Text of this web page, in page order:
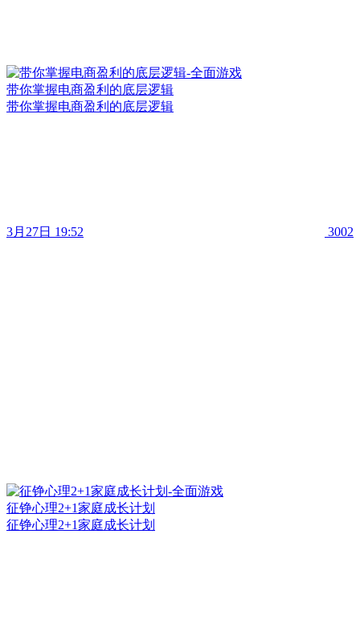
带你掌握电商盈利的底层逻辑
带你掌握电商盈利的底层逻辑
3月27日 19:52 3002
征铮心理2+1家庭成长计划
征铮心理2+1家庭成长计划